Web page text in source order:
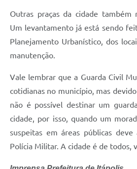
Ouvidoria Municipal
Audiências Públicas
Notícias
Turismo
Projetos
Contas Públicas
Outras praças da cidade também
Um levantamento já está sendo
Planejamento Urbanístico, dos loc
manutenção.
Vale lembrar que a Guarda Civil
cotidianas no município, mas
não é possível destinar um
cidade, por isso, quando um
suspeitas em áreas públicas
Polícia Militar. A cidade é de todos,